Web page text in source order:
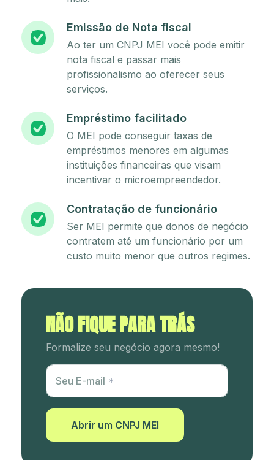
Emissão de Nota fiscal
Ao ter um CNPJ MEI você pode emitir
nota fiscal e passar mais
profissionalismo ao oferecer seus
serviços.
Empréstimo facilitado
O MEI pode conseguir taxas de
empréstimos menores em algumas
instituições financeiras que visam
incentivar o microempreendedor.
Contratação de funcionário
Ser MEI permite que donos de negócio
contratem até um funcionário por um
custo muito menor que outros regimes.
NÃO FIQUE PARA TRÁS
Formalize seu negócio agora mesmo!
Utm Content
Seu E-mail
Abrir um CNPJ MEI